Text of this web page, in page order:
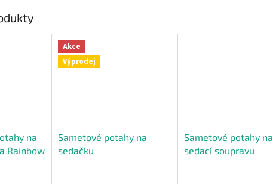
na
Rainbow
Akce
Výprodej
Sametové potahy na
sedačku
Sametové potahy na
sedací soupravu